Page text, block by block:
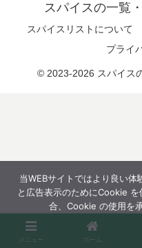
スパイスの一覧
スパイスリストについて
プライ
© 2023-2026 スパイス
メニュー ホーム
当WEBサイトではより良い
と広告表示のためにCookie
合、Cookie の使用を